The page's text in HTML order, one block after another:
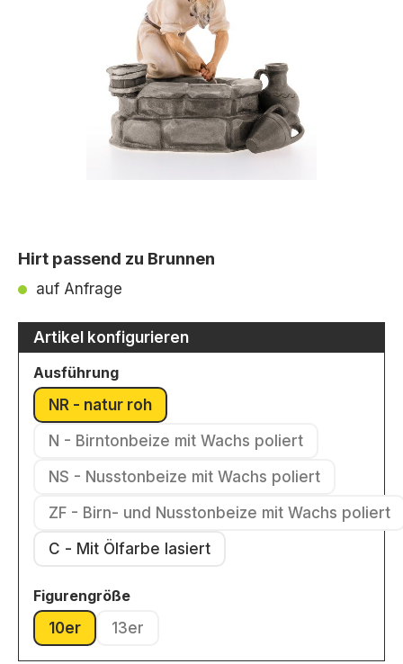
Hirt passend zu Brunnen
auf Anfrage
Artikel konfigurieren
Ausführungauswählen
NR - natur roh
(Diese Option ist zurzeit nicht verfügbar.)
N - Birntonbeize mit Wachs poliert
(Diese Option ist zurzeit nicht
NS - Nusstonbeize mit Wachs poliert
(Diese Option ist zurzeit nicht
ZF - Birn- und Nusstonbeize mit Wachs poliert
(Diese Option ist zurzeit
C - Mit Ölfarbe lasiert
Figurengrößeauswählen
10er
(Diese Option ist zurzeit nicht verfügbar.)
13er
(Diese Option ist zurzeit nicht verfügbar.)